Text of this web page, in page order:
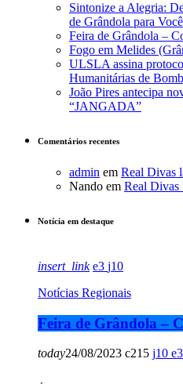
Sintonize a Alegria:
de Grândola para
Feira de Grândola –
Fogo em Melides
ULSLA assina
Humanitárias de
João Pires antecipa
“JANGADA”
Comentários recentes
admin em Real Divas
Nando em Real Divas
Notícia em destaque
insert_link 3 10
Notícias Regionais
Feira de Grândola –
today24/08/2023 215 10 3